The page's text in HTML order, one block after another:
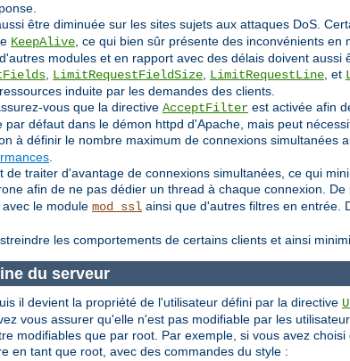
être diminuée sur les sites sujets aux attaques DoS.
KeepAlive , ce qui bien sûr présente des inconvénients en
modules et en rapport avec des délais doivent aussi
LimitRequestFieldSize LimitRequestLine , et
induite par les demandes des clients.
vous que la directive AcceptFilter est activée afin
défaut dans le démon httpd d'Apache, mais peut
à définir le nombre maximum de connexions simultanées
de traiter d'avantage de connexions simultanées, ce qui
afin de ne pas dédier un thread à chaque connexion.
le module mod_ssl ainsi que d'autres filtres en entrée.
les comportements de certains clients et ainsi
du serveur
il devient la propriété de l'utilisateur défini par la directive
vous assurer qu'elle n'est pas modifiable par les
modifiables que par root. Par exemple, si vous avez
en tant que root, avec des commandes du style :